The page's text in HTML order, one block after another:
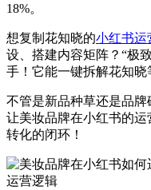
18%。
想复制花知晓的小红书运
设、搭建内容矩阵？“极
手！它能一键拆解花知晓
不管是新品种草还是品牌
让美妆品牌在小红书的
转化的闭环！